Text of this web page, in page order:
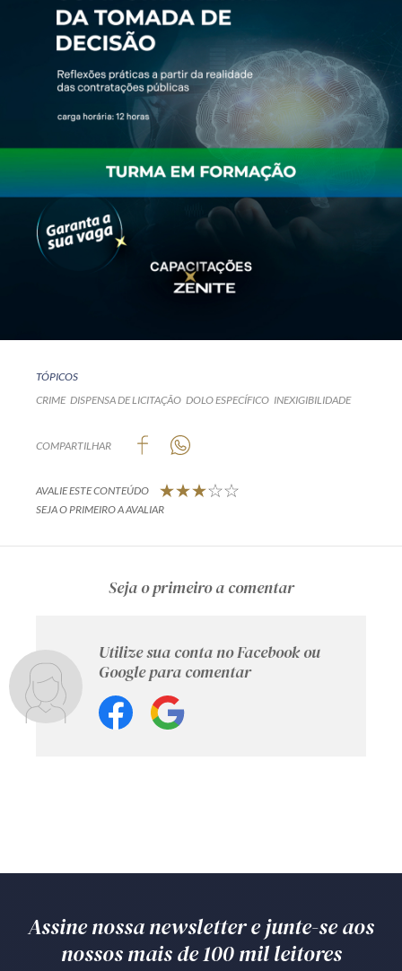
TÓPICOS
CRIME DISPENSA DE LICITAÇÃO DOLO ESPECÍFICO INEXIGIBILIDADE
COMPARTILHAR
AVALIE ESTE CONTEÚDO
SEJA O PRIMEIRO A AVALIAR
Seja o primeiro a comentar
Utilize sua conta no Facebook ou
Google para comentar
Assine nossa newsletter e junte-se aos
nossos mais de 100 mil leitores